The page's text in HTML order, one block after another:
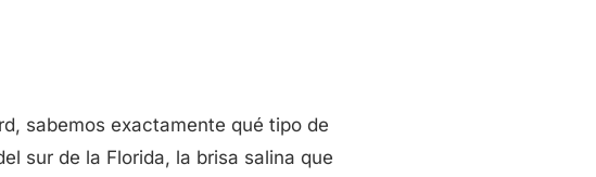
sabemos exactamente qué tipo de
sur de la Florida, la brisa salina que